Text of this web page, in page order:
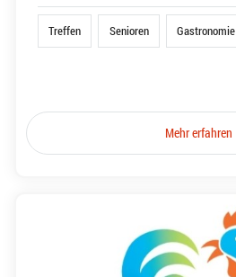
Treffen Senioren Gastronomie
Mehr erfahren